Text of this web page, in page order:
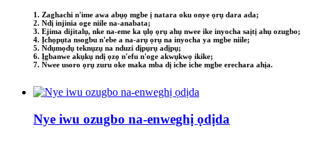
1. Zaghachi n'ime awa abụọ mgbe ị natara oku onye ọrụ dara ada;
2. Ndị injinia oge niile na-anabata;
3. Ejima dijitalụ, nke na-eme ka ụlọ ọrụ ahụ nwee ike inyocha saịtị ahụ ozugbo;
4. Ịchọpụta nsogbu n'ebe a na-arụ ọrụ na inyocha ya mgbe niile;
5. Ndụmọdụ teknụzụ na nduzi dịpụrụ adịpụ;
6. Ịgbanwe akụkụ ndị ọzọ n'efu n'oge akwụkwọ ikike;
7. Nwee usoro ọrụ zuru oke maka mba dị iche iche mgbe erechara ahịa.
Nye iwu ozugbo na-enweghị ọdịda